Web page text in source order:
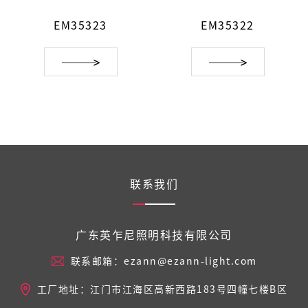
EM35323 EM35322
联系我们
广东英乍尼照明科技有限公司
联系邮箱：ezann@ezann-light.com
工厂地址：江门市江海区高新西路183号四幢七楼B区